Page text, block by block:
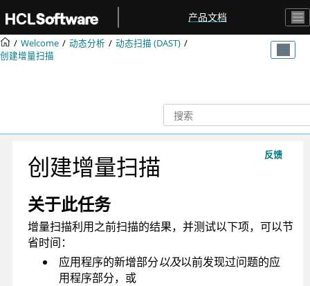
产品文档
Welcome 动态分析
动态扫描 (DAST)
创建增量扫描
反馈
创建增量扫描
关于此任务
增量扫描利用之前扫描的结果，并测试以下项，可以节
省时间：
应用程序的新增部分以及以前发现过问题的应
用程序部分，或